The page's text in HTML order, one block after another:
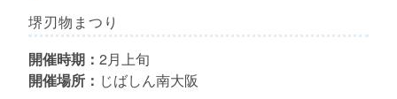
堺刃物まつり
開催時期： 2月上旬
開催場所： じばしん南大阪